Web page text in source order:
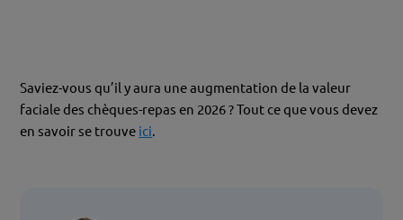
Saviez-vous qu’il y aura une augmentation de la valeur
faciale des chèques-repas en 2026 ? Tout ce que vous devez
en savoir se trouve ici.